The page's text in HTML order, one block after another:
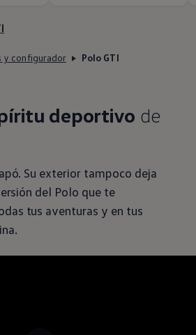
y configurador Polo GTI
deportivo de
Su exterior tampoco deja
del Polo que te
tus aventuras y en tus